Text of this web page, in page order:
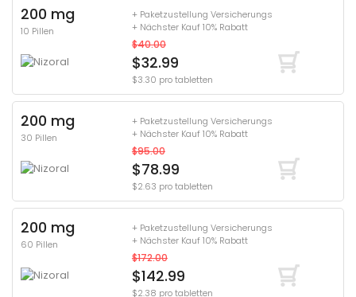
200 mg
10 Pillen
+ Paketzustellung Versicherungs
+ Nächster Kauf 10% Rabatt
$40.00
$32.99
$3.30 pro tabletten
200 mg
30 Pillen
+ Paketzustellung Versicherungs
+ Nächster Kauf 10% Rabatt
$95.00
$78.99
$2.63 pro tabletten
200 mg
60 Pillen
+ Paketzustellung Versicherungs
+ Nächster Kauf 10% Rabatt
$172.00
$142.99
$2.38 pro tabletten